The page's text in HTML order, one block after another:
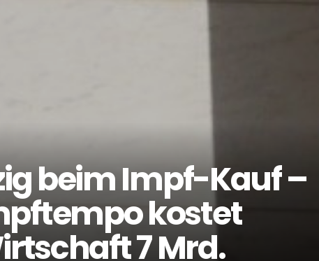
beim Impf-Kauf –
kostet
7 Mrd.